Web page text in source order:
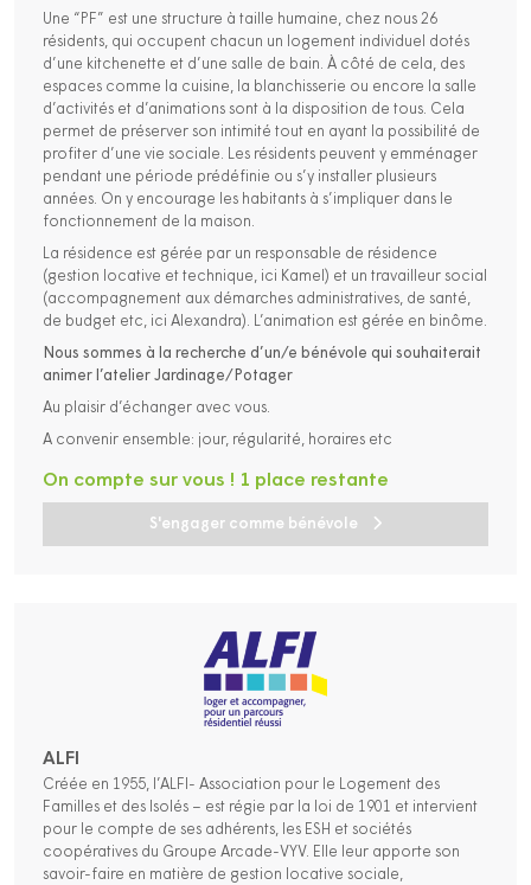
Une “PF” est une structure à taille humaine, chez nous 26
résidents, qui occupent chacun un logement individuel dotés
d’une kitchenette et d’une salle de bain. À côté de cela, des
espaces comme la cuisine, la blanchisserie ou encore la salle
d’activités et d’animations sont à la disposition de tous. Cela
permet de préserver son intimité tout en ayant la possibilité de
profiter d’une vie sociale. Les résidents peuvent y emménager
pendant une période prédéfinie ou s’y installer plusieurs
années. On y encourage les habitants à s’impliquer dans le
fonctionnement de la maison.
La résidence est gérée par un responsable de résidence
(gestion locative et technique, ici Kamel) et un travailleur social
(accompagnement aux démarches administratives, de santé,
de budget etc, ici Alexandra). L’animation est gérée en binôme.
Nous sommes à la recherche d’un/e bénévole qui souhaiterait
animer l’atelier Jardinage/Potager
Au plaisir d’échanger avec vous.
A convenir ensemble: jour, régularité, horaires etc
S'engager comme bénévole
On compte sur vous ! 1 place restante
ALFI
Créée en 1955, l’ALFI- Association pour le Logement des
Familles et des Isolés – est régie par la loi de 1901 et intervient
pour le compte de ses adhérents, les ESH et sociétés
coopératives du Groupe Arcade-VYV. Elle leur apporte son
savoir-faire en matière de gestion locative sociale,